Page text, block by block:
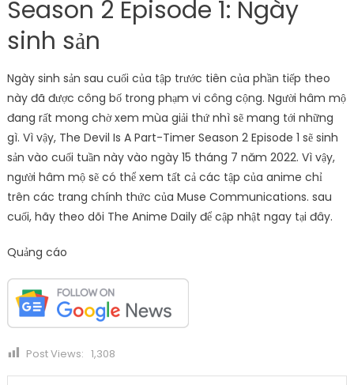
Season 2 Episode 1: Ngày
sinh sản
Ngày sinh sản sau cuối của tập trước tiên của phần tiếp theo
này đã được công bố trong phạm vi công cộng. Người hâm mộ
đang rất mong chờ xem mùa giải thứ nhì sẽ mang tới những
gì. Vì vậy, The Devil Is A Part-Timer Season 2 Episode 1 sẽ sinh
sản vào cuối tuần này vào ngày 15 tháng 7 năm 2022. Vì vậy,
người hâm mộ sẽ có thể xem tất cả các tập của anime chỉ
trên các trang chính thức của Muse Communications. sau
cuối, hãy theo dõi The Anime Daily để cập nhật ngay tại đây.
Quảng cáo
Post Views: 1,308